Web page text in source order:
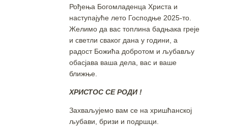
Рођења Богомладенца Христа и
наступајуће лето Господње 2025-то.
Желимо да вас топлина бадњака греје
и светли сваког дана у години, а
радост Божића добротом и љубављу
обасјава ваша дела, вас и ваше
ближње.
ХРИСТОС СЕ РОДИ !
Захваљујемо вам се на хришћанској
љубави, бризи и подршци.